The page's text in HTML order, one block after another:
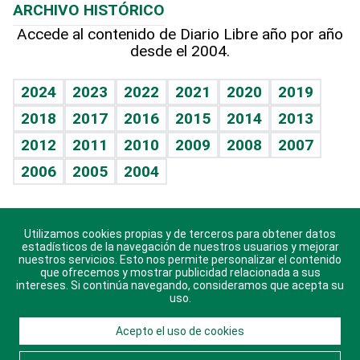
Hablando con el pediatra
Vida y familia
Eñe
Celebrando la vida
Sin complejos
En pocas palabras
Escuchando al corazón
Economía Personal
Línea de hit
BRV
TBT Deportivo
Columnistas
Más firmas
Hecho en casa
Guía del dinero
Cumpleaños
Horóscopos
Juegos
ARCHIVO HISTÓRICO
Accede al contenido de Diario Libre año por año
desde el 2004.
2024 2023 2022 2021 2020
2019
2018
2017 2016 2015 2014
2013
2012
2011 2010 2009 2008
2007
2006
2005 2004
Descarga nuestras aplicaciones para Android, iOS y
sistema Huawei.
© 2021 Diario Libre, todos los derechos reservados.
Utilizamos cookies propias y de terceros para obtener datos
estadísticos de la navegación de nuestros usuarios y mejorar
nuestros servicios. Esto nos permite personalizar el contenido
que ofrecemos y mostrar publicidad relacionada a sus
intereses. Si continúa navegando, consideramos que acepta su
uso.
Acepto el uso de cookies